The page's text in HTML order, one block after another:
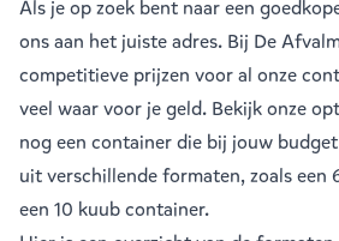
Als je op zoek bent naar een
ons aan het juiste adres. Bij De
competitieve prijzen voor al onze
veel waar voor je geld. Bekijk onze
nog een container die bij jouw
uit verschillende formaten, zoals een
een 10 kuub container.